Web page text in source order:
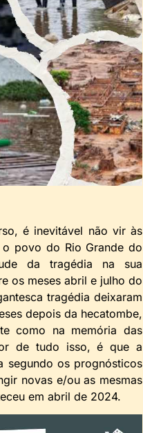
é inevitável não vir às
povo do Rio Grande do
da tragédia na sua
os meses abril e julho do
tragédia deixaram
depois da hecatombe,
como na memória das
de tudo isso, é que a
segundo os prognósticos
novas e/ou as mesmas
em abril de 2024.